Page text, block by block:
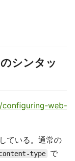
シンタッ
configuring-web-
ている。通常の
type で